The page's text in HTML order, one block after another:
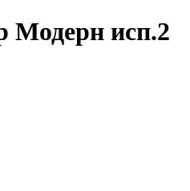
Модерн исп.2